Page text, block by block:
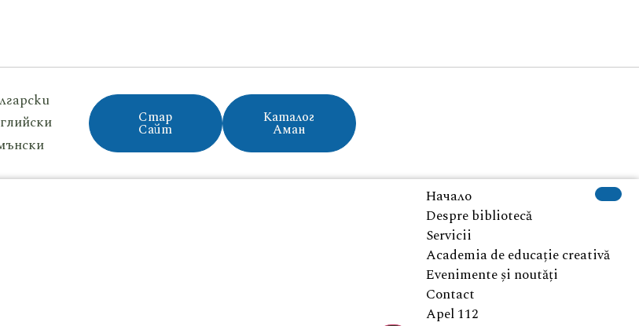
Стар
Сайт
Каталог
Аман
Начало
Despre bibliotecă
Servicii
Academia de educație creativă
Evenimente și noutăți
Contact
Apel 112